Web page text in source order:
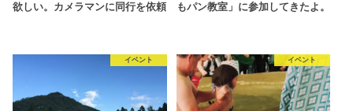
欲しい。カメラマンに同行を依頼
もパン教室」に参加してきたよ。
イベント イベント